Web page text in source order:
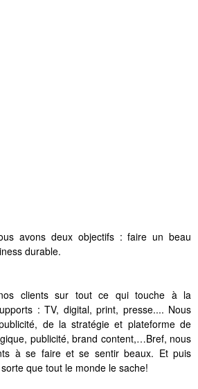
avons deux objectifs : faire un beau
durable.
nos clients sur tout ce qui touche à la
: TV, digital, print, presse.... Nous
de la stratégie et plateforme de
publicité, brand content,…Bref, nous
à se faire et se sentir beaux. Et puis
que tout le monde le sache!